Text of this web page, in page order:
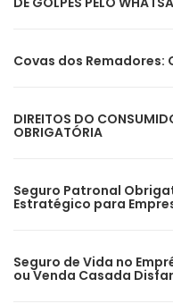
Covas dos Remadores:
DIREITOS DO
OBRIGATÓRIA
Seguro Patronal
Estratégico para
Seguro de Vida no
ou Venda Casada